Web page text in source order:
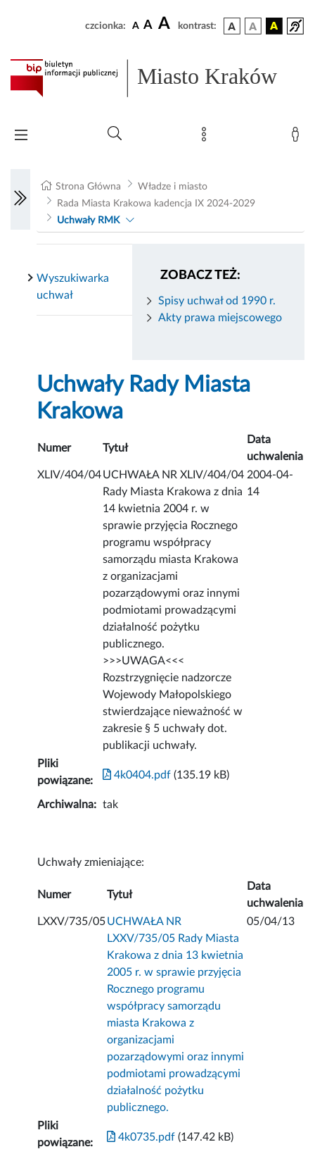
czcionka: A A A kontrast:
Miasto Kraków
Strona Główna
Władze i miasto
Rada Miasta Krakowa kadencja IX 2024-2029
Uchwały RMK
ZOBACZ TEŻ:
Spisy uchwał od 1990 r.
Akty prawa miejscowego
Wyszukiwarka
uchwał
Uchwały Rady Miasta
Krakowa
Numer Tytuł
Data
uchwalenia
XLIV/404/04UCHWAŁA NR XLIV/404/04
Rady Miasta Krakowa z dnia
14 kwietnia 2004 r. w
sprawie przyjęcia Rocznego
programu współpracy
samorządu miasta Krakowa
z organizacjami
pozarządowymi oraz innymi
podmiotami prowadzącymi
działalność pożytku
publicznego.
>>>UWAGA<<<
Rozstrzygnięcie nadzorcze
Wojewody Małopolskiego
stwierdzające nieważność w
zakresie § 5 uchwały dot.
publikacji uchwały.
2004-04-
14
Pliki
powiązane:
4k0404.pdf (135.19 kB)
Archiwalna: tak
Uchwały zmieniające:
Numer Tytuł
Data
uchwalenia
LXXV/735/05UCHWAŁA NR
LXXV/735/05 Rady Miasta
Krakowa z dnia 13 kwietnia
2005 r. w sprawie przyjęcia
Rocznego programu
współpracy samorządu
miasta Krakowa z
organizacjami
pozarządowymi oraz innymi
podmiotami prowadzącymi
działalność pożytku
publicznego.
05/04/13
Pliki
powiązane:
4k0735.pdf (147.42 kB)